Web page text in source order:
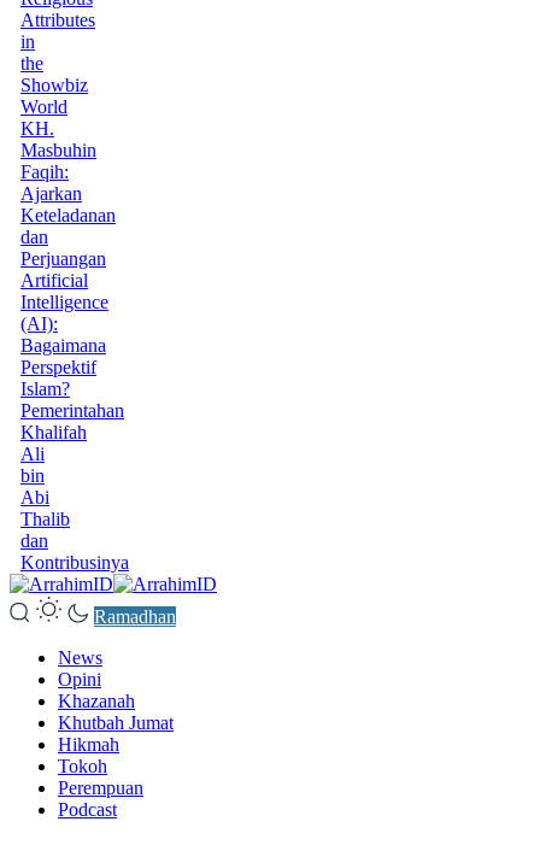
Attributes
in
the
Showbiz
World
KH.
Masbuhin
Faqih:
Ajarkan
Keteladanan
dan
Perjuangan
Artificial
Intelligence
(AI):
Bagaimana
Perspektif
Islam?
Pemerintahan
Khalifah
Ali
bin
Abi
Thalib
dan
Kontribusinya
Ramadhan
News
Opini
Khazanah
Khutbah Jumat
Hikmah
Tokoh
Perempuan
Podcast